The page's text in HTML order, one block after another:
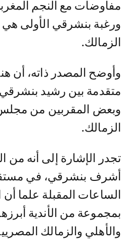
مفاوضات مع النجم
ورغبة بنشرقي الأولى هي
الزمالك.
وأوضح المصدر ذاته، أن
متقدمة بين رشيد
وبعض المقربين من مجلس
الزمالك.
تجدر الإشارة إلى أنه من
أشرف بنشرقي، في
الساعات المقبلة علما
بمجموعة من الأندية
والأهلي والزمالك